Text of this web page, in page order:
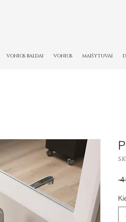
VONIOS BALDAI VONIOS MAIŠYTUVAI